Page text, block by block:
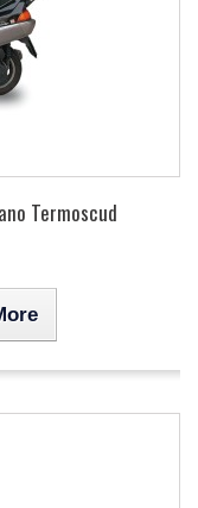
Termoscud